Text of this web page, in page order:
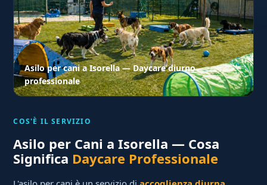
Asilo per cani a Isorella — Daycare diurno
professionale
COS'È IL SERVIZIO
Asilo per Cani a Isorella — Cosa
Significa Daycare Professionale